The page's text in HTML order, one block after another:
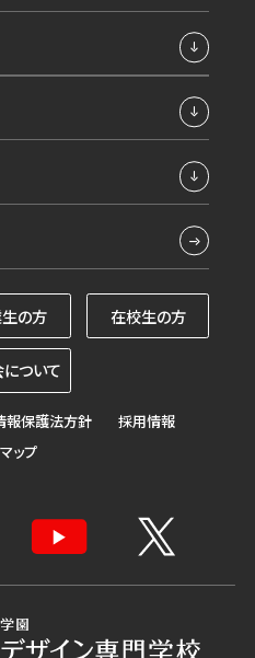
の方 在校生の方
ついて
報保護法方針
採用情報
ップ